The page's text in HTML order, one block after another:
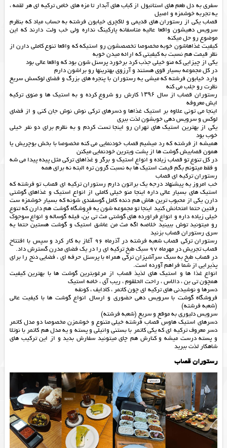
سفری به دل طعم های استانبول از كباب های آبدار تا مزه های خاص تركيه ای هر لقمه ،
يه تجربه خوشمزه و اصيل
قصاب یکی از رستوران های قدیمی و لاکچری خیابون فرشته به حساب میاد که بنظرم
سرویس دهیشون واقعا عالیه متاسفانه پارکینگ نداره ولی خب ولت دارند که این
موضوع رو حل میکنه
کیفیت غذاهاشون خوبه مخصوصا تخصصشون رو استیکه که واقعا تنوع کاملی دارن از
نظر قیمت هم نسبت به کیفیتی که ارائه میدن خوبه
یکی از چیزایی که منو خیلی جذب کرد برخورد پرسنل شون بود که واقعا عالی بود
در کل مجموعه بسیار قوی هستند و آرزوی بهترینها رو براشون دارم
وارد خیابون فرشته که میشی یه رستوران با پنجره های بزرگ و فضای لوکسش سریع
نظرت رو جلب می کنه
رستوران قصاب از سال ۱۳۹۶ کارش رو شروع کرده و به استیک ها و منوی ترکیه
ایش معروفه
اینجا می تونی علاوه بر استیک غذاها و دسرهای ترکی نوش نوش جان کنی و از فضای
لوکس و سرویس دهی خوبشون لذت ببری
یکی از بهترین استیک های تهران رو اینجا تست کردم و به نظرم برای دو نفر خیلی
خوب بود
همیشه از فرشته که رد میشیم قصاب خودنمایی می کنه مخصوصا با بخش بوچریش یا
همون قصابیش گوشت ها از پشت ویترین خودنمایی میکنن
در کل تنوع تو قصاب زیاده و انواع استیک و برگر و غذاهای ترکی مثل پیده پیدا می شه
و فقط میتونم بگم قیمت استیک ها به نسبت گرون تره البته نه برای همه
رستوران ترکیه ای قصاب
خب امروز یه پیشنهاد درجه یک براتون دارم رستوران ترکیه ای قصاب تو فرشته که
استیک های بسیار عالی داره اینجا منو خیلی کاملی از انواع استیک و غذاهای گوشتی
دارن یکی از محبوب ترین هاش هم دنده کامل گوسفندی شونه که بسیار خوشمزه ست
رفتین حتما امتحانش کنید اینجا تو مجموعه شون یه فروشگاه گوشت هم دارن که تنوع
خیلی زیاده داره و انواع فراورده های گوشتی مث تی بُن، فیله گوساله و انواع سوجوک
رو میتونید توش ببینید خلاصه اگه مث من عاشق استیک و گوشت هستین حتما یه
سری رستوران قصاب بزنید
رستوران ترکی قصاب شعبه فرشته در آذرماه 96 آغاز به کار کرد و سپس با افتتاح
قصاب تجریش در مهرماه 97 سبک طبخ ترکیه ای را در یک فضای مدرن گسترش داد.
در قصاب طبخ به سبک سرآشپزان ترکی همراه با پرسنل حرفه ای ، فضایی دنج را برای
پذیرایی از شما فراهم آورده است.
انواع غذا ها و استیک های لذیذ قصاب از مرغوبترین گوشت ها با بهترین کیفیت
همچون تی بن ، دالاس ، راحت الحلقوم ، ریب آی ، خامه استیک
دسرها و نوشیدنی های ترکیه ای چون کاتمر ، کادایف ، کونفه
فروشگاه گوشت با سرویس دهی حضوری و ارسال انواع گوشت ها با کیفیت عالی
(شعبه فرشته)
سرویس دلیوری به موقع و سریع (شعبه فرشته)
دسرهای استیک هاوس قصاب فرشته خیلی متنوع و خوشمزن مخصوصا دو مدل کاتمر
دسر معروف ترکیه ای که یکی کاتمر با بستنی وانیلی و پسته و یه مدل هم کاتمر با نوتلا
و پسته درست میشه و کنارش هم چای میتونید سفارش بدید و از این ترکیب های
شاهکار لذت ببرید
رستوران قصاب